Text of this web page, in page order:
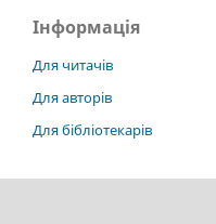
Інформація
Для читачів
Для авторів
Для бібліотекарів